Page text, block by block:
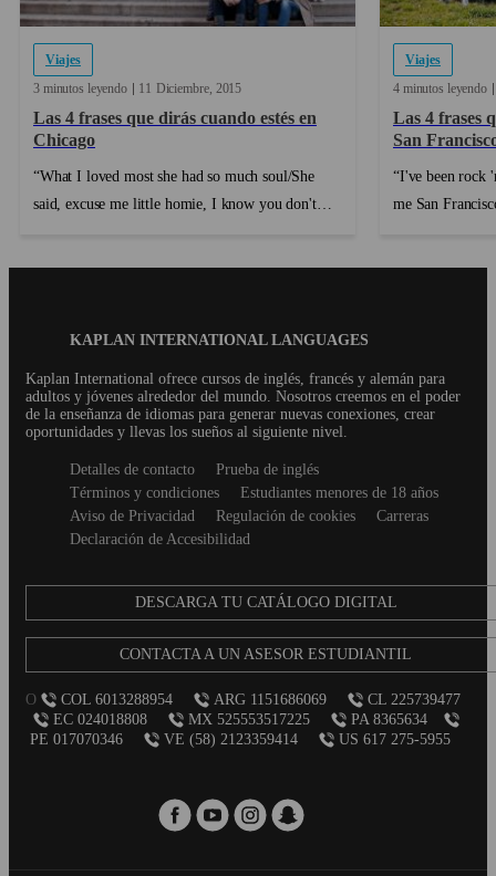
Viajes
3 minutos leyendo
11 Diciembre 2015
Las 4 frases que dirás cuando estés en
Chicago
“What I loved most she had so much soul/She
said, excuse me little homie, I know you don't
Viajes
4 minutos leyendo
Las 4 frases
San
“I've been rock
me San
KAPLAN INTERNATIONAL LANGUAGES
Kaplan International ofrece cursos de inglés, francés y alemán para
adultos y jóvenes alrededor del mundo. Nosotros creemos en el poder
de la enseñanza de idiomas para generar nuevas conexiones, crear
oportunidades y llevas los sueños al siguiente nivel.
SecondaryDetalles de contacto
Prueba de inglés
Términos y condiciones
Estudiantes menores de 18 años
Aviso de Privacidad
Regulación de cookies
Carreras
Declaración de Accesibilidad
DESCARGA TU CATÁLOGO DIGITAL
CONTACTA A UN ASESOR ESTUDIANTIL
O COL 6013288954 ARG 1151686069
CL 225739477
EC 024018808
MX 525553517225
PA 8365634
PE 017070346
VE (58) 2123359414 US 617 275-5955